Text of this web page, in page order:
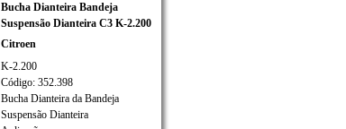
Bucha Dianteira Bandeja
Suspensão Dianteira C3 K-2.200
Citroen
K-2.200
Código: 352.398
Bucha Dianteira da Bandeja
Suspensão Dianteira